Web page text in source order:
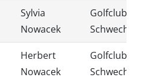
Sylvia
Nowacek
Golfclub
Schwechat
Herbert
Nowacek
Golfclub
Schwechat